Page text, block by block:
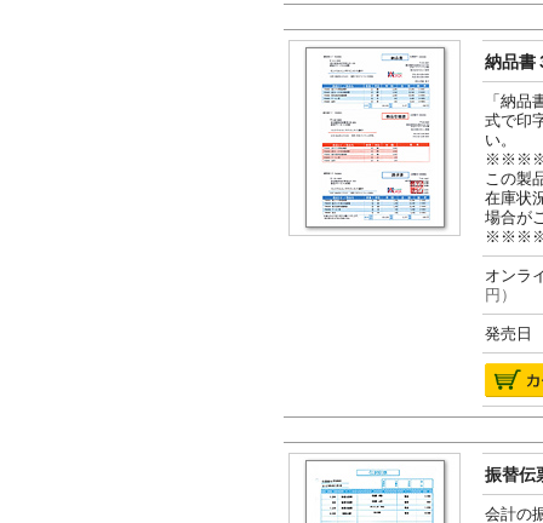
納品書
「納
式で印
い。
この製
在庫状
場合が
オン
円）
発売日
振替伝
会計の